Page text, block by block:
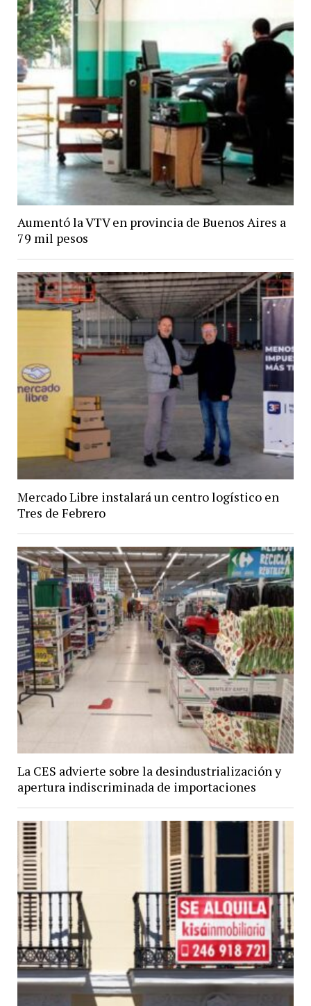
Aumentó la VTV en provincia de Buenos Aires a
79 mil pesos
Mercado Libre instalará un centro logístico en
Tres de Febrero
La CES advierte sobre la desindustrialización y
apertura indiscriminada de importaciones